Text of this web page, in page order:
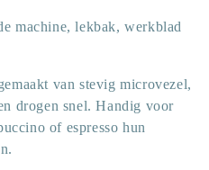
machine, lekbak, werkblad
van stevig microvezel,
drogen snel. Handig voor
of espresso hun